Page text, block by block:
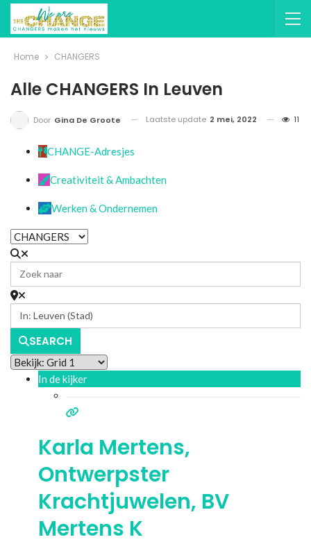
Home CHANGERS
Alle CHANGERS In Leuven
Door Gina De Groote Laatste update 2 mei, 2022 11
CHANGE-Adresjes
Creativiteit & Ambachten
Werken & Ondernemen
SEARCH
In de kijker
Karla Mertens,
Ontwerpster
Krachtjuwelen, BV
Mertens K